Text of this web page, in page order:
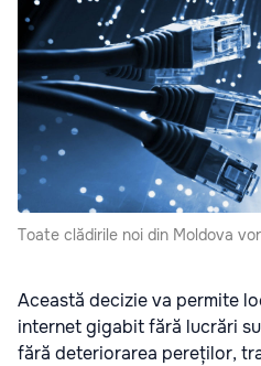
Toate clădirile noi din Moldova
Această decizie va permite
internet gigabit fără lucrări
fără deteriorarea pereților,